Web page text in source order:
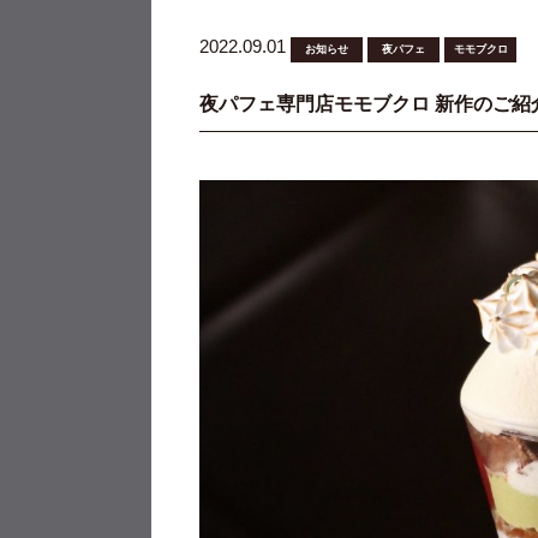
2022.09.01 お知らせ 夜パフェ モモブクロ
夜パフェ専門店モモブクロ 新作のご紹